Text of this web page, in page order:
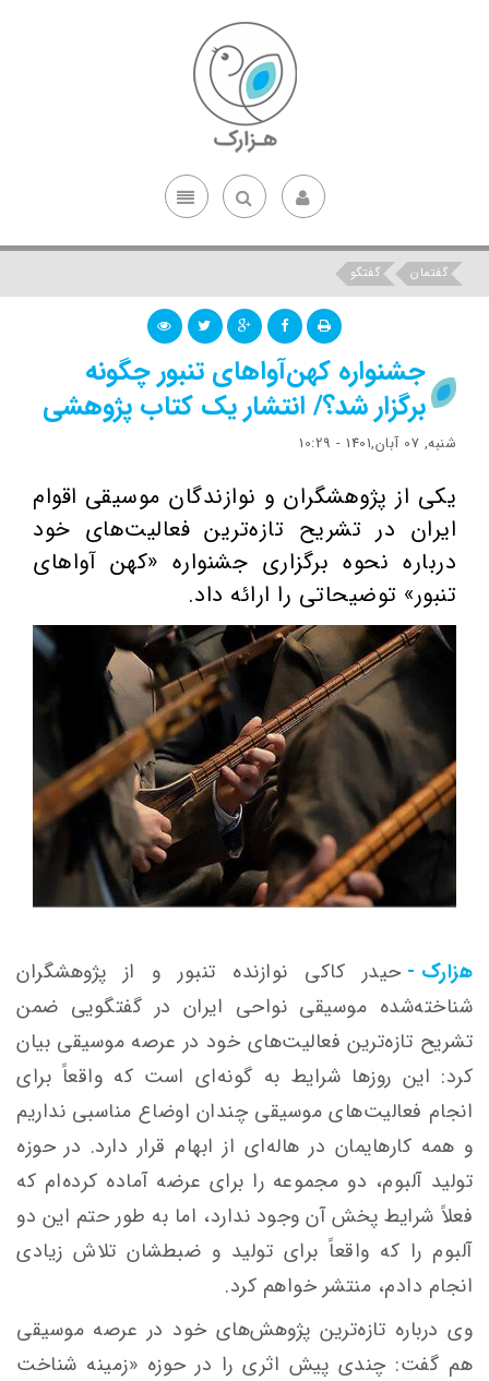
گفتمان گفتگو
جشنواره کهن‌آواهای تنبور چگونه
برگزار شد؟/ انتشار یک کتاب پژوهشی
شنبه, 07 آبان,1401 - 10:29
یکی از پژوهشگران و نوازندگان موسیقی اقوام
ایران در تشریح تازه‌ترین فعالیت‌های خود
درباره نحوه برگزاری جشنواره «کهن آواهای
تنبور» توضیحاتی را ارائه داد.
هزارک - حیدر کاکی نوازنده تنبور و از پژوهشگران
شناخته‌شده موسیقی نواحی ایران در گفتگویی ضمن
تشریح تازه‌ترین فعالیت‌های خود در عرصه موسیقی بیان
کرد: این روزها شرایط به گونه‌ای است که واقعاً برای
انجام فعالیت‌های موسیقی چندان اوضاع مناسبی نداریم
و همه کارهایمان در هاله‌ای از ابهام قرار دارد. در حوزه
تولید آلبوم، دو مجموعه را برای عرضه آماده کرده‌ام که
فعلاً شرایط پخش آن وجود ندارد، اما به طور حتم این دو
آلبوم را که واقعاً برای تولید و ضبطشان تلاش زیادی
انجام دادم، منتشر خواهم کرد.
وی درباره تازه‌ترین پژوهش‌های خود در عرصه موسیقی
هم گفت: چندی پیش اثری را در حوزه «زمینه شناخت